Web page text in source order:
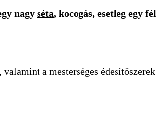
nagy séta, kocogás, esetleg egy fél
a mesterséges édesítőszerek